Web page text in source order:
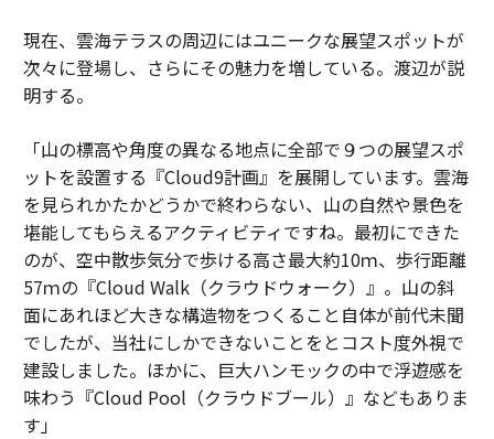
現在、雲海テラスの周辺にはユニークな展望スポットが
次々に登場し、さらにその魅力を増している。渡辺が説
明する。
「山の標高や角度の異なる地点に全部で９つの展望スポ
ットを設置する『Cloud9計画』を展開しています。雲海
を見られかたかどうかで終わらない、山の自然や景色を
堪能してもらえるアクティビティですね。最初にできた
のが、空中散歩気分で歩ける高さ最大約10ｍ、歩行距離
57ｍの『Cloud Walk（クラウドウォーク）』。山の斜
面にあれほど大きな構造物をつくること自体が前代未聞
でしたが、当社にしかできないことをとコスト度外視で
建設しました。ほかに、巨大ハンモックの中で浮遊感を
味わう『Cloud Pool（クラウドブール）』などもありま
す」